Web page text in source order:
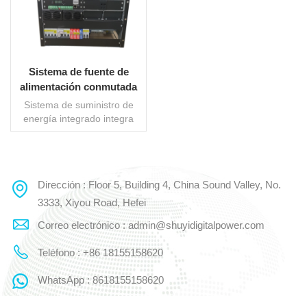
Sistema de fuente de
alimentación conmutada
integrado
Sistema de suministro de
energía integrado integra
funciones múltiples, que
protección automática
integral, administración
inteligente de la batería,
monitoreo remoto
inteligente desatendido y
otras funciones. Los
componentes del sistema se
dividen en dos partes:
LEE MAS
Dirección : Floor 5, Building 4, China Sound Valley, No.
3333, Xiyou Road, Hefei
Correo electrónico : admin@shuyidigitalpower.com
Teléfono : +86 18155158620
WhatsApp : 8618155158620